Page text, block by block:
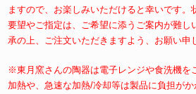
ますので、お楽しみいただけると幸いです。
要望やご指定は、ご希望に添うご案内が難し
承の上、ご注文いただきますよう、お願い申
※東月窯さんの陶器は電子レンジや食洗機を
加熱や、急速な加熱/冷却等は製品に負担が